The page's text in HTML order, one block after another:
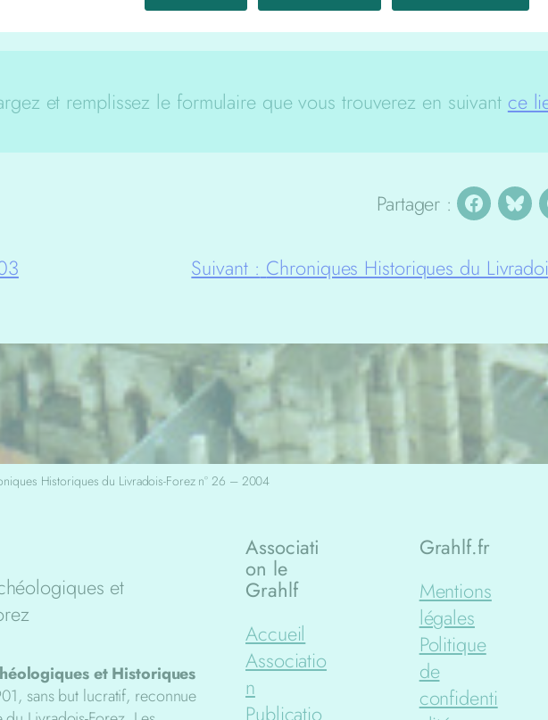
Ouvrage disponible
et remplissez le formulaire que vous trouverez en suivant ce
Partager :
Suivant : Chroniques Historiques du
Historiques du Livradois-Forez n° 26 – 2004
et
et Historiques
sans but lucratif, reconnue
Associati
on le
Grahlf
Accueil
Associatio
n
Publicatio
Grahlf.fr
Mentions
légales
Politique
de
confidenti